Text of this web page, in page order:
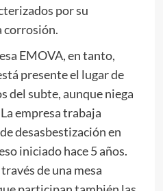
por su
corrosión.
EMOVA, en tanto,
presente el lugar de
del subte, aunque niega
empresa trabaja
desasbestización en
iniciado hace 5 años.
de una mesa